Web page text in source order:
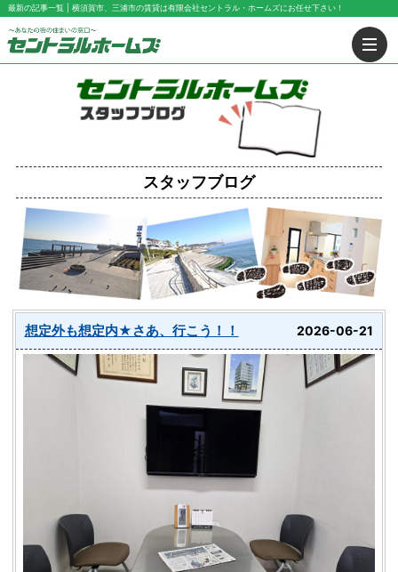
最新の記事一覧 | 横須賀市、三浦市の賃貸は有限会社セントラル・ホームズにお任せ下さい！
スタッフブログ
想定外も想定内★さあ、行こう！！ 2026-06-21